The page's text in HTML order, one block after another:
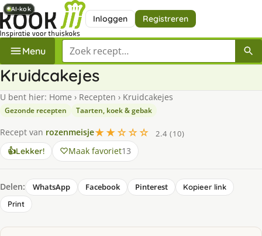
Inloggen Registreren
Menu Zoek een recept
Kruidcakejes
U bent hier: Home › Recepten › Kruidcakejes
Gezonde recepten Taarten, koek & gebak
Recept van rozenmeisje★★☆☆☆
2.4 (10)
👍Lekker! Maak favoriet13
Delen: WhatsApp Facebook Pinterest
Kopieer link
Print
AI-kok
AI-kok
AI-kok
AI-kok
AI-kok
AI-kok